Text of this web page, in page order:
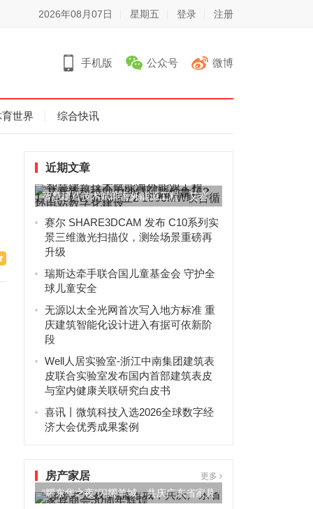
2026年08月07日 星期五 登录 注册
手机版 公众号 微博
世界 综合快讯
近期文章
智慧建造技术赋能海外能源工程，艾赛
克科技助力沙特阿拉伯鲁玛2...
赛尔 SHARE3DCAM 发布 C10系列实
景三维激光扫描仪，测绘场景重磅再
升级
瑞斯达牵手联合国儿童基金会 守护全
球儿童安全
无源以太全光网首次写入地方标准 重
庆建筑智能化设计进入有据可依新阶
段
Well人居实验室-浙江中南集团建筑表
皮联合实验室发布国内首部建筑表皮
与室内健康关联研究白皮书
喜讯丨微筑科技入选2026全球数字经
济大会优秀成果案例
房产家居 更多
“耀东华之夜”闪耀羊城，共庆广东省家具